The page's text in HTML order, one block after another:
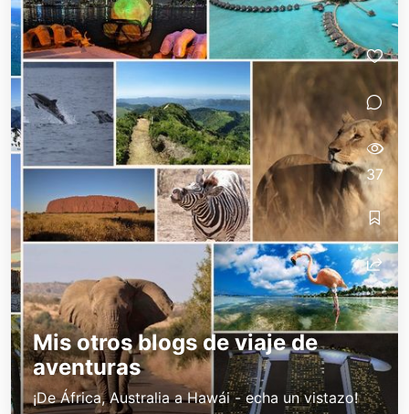
Mis otros blogs de viaje de
aventuras
¡De África, Australia a Hawái - echa un vistazo!
37